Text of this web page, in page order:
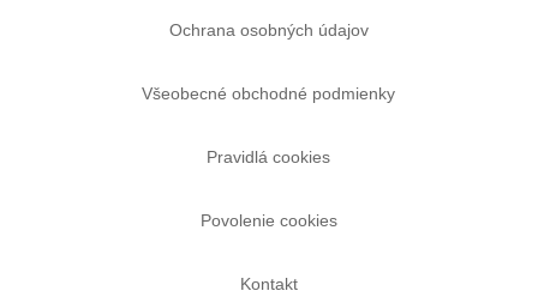
Ochrana osobných údajov
Všeobecné obchodné podmienky
Pravidlá cookies
Povolenie cookies
Kontakt